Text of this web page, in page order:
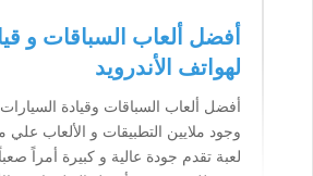
أفضل ألعاب السباقات و
لهواتف الأندرويد
أفضل ألعاب السباقات وقيادة
وجود ملايين التطبيقات و الألعاب
لعبة تقدم جودة عالية و كبيرة أمراً